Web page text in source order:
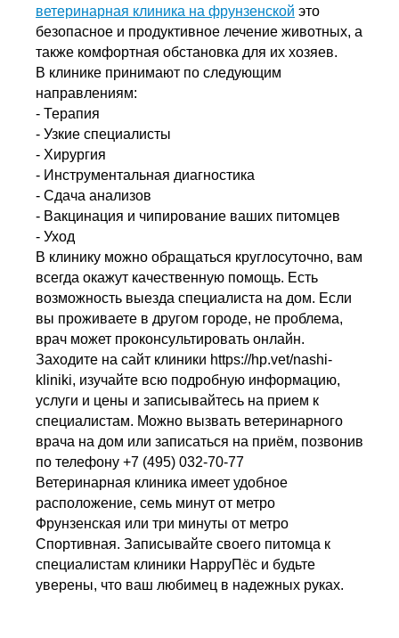
ветеринарная клиника на фрунзенской это
безопасное и продуктивное лечение животных, а
также комфортная обстановка для их хозяев.
В клинике принимают по следующим
направлениям:
- Терапия
- Узкие специалисты
- Хирургия
- Инструментальная диагностика
- Сдача анализов
- Вакцинация и чипирование ваших питомцев
- Уход
В клинику можно обращаться круглосуточно, вам
всегда окажут качественную помощь. Есть
возможность выезда специалиста на дом. Если
вы проживаете в другом городе, не проблема,
врач может проконсультировать онлайн.
Заходите на сайт клиники https://hp.vet/nashi-
kliniki, изучайте всю подробную информацию,
услуги и цены и записывайтесь на прием к
специалистам. Можно вызвать ветеринарного
врача на дом или записаться на приём, позвонив
по телефону +7 (495) 032-70-77
Ветеринарная клиника имеет удобное
расположение, семь минут от метро
Фрунзенская или три минуты от метро
Спортивная. Записывайте своего питомца к
специалистам клиники HappyПёс и будьте
уверены, что ваш любимец в надежных руках.